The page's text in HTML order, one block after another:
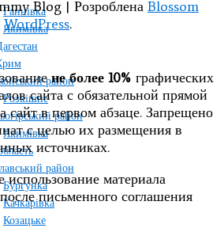
Ганнівка
Якимівка
район
Розкішне
район
Якимівка
район
Бургунка
Качкарівка
Козацьке
Blog | Розроблена Blossom
WordPress.
не более 10% графических
сайта с обязательной прямой
сайт в первом абзаце. Запрещено
с целью их размещения в
источниках.
материала
письменного соглашения